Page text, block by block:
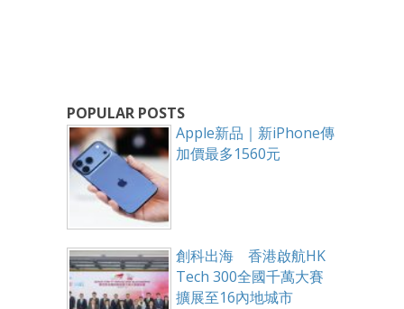
POPULAR POSTS
Apple新品｜新iPhone傳
加價最多1560元
創科出海 香港啟航HK
Tech 300全國千萬大賽
擴展至16內地城市